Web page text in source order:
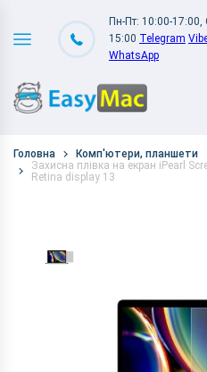
Пн-Пт: 10:00-17:00,
15:00 Telegram
WhatsApp
Головна
Комп'ютери, планшети
Захисна плівка на екран iPearl
Retina display 13